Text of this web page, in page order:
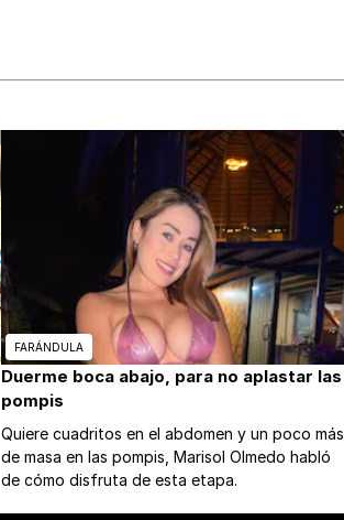
FARÁNDULA
Duerme boca abajo, para no aplastar las
pompis
Quiere cuadritos en el abdomen y un poco más
de masa en las pompis, Marisol Olmedo habló
de cómo disfruta de esta etapa.